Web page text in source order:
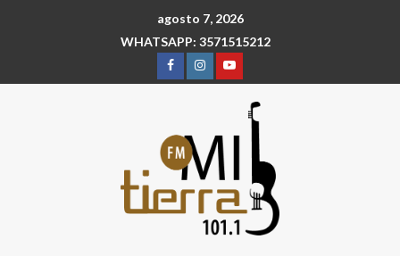
agosto 7, 2026
WHATSAPP: 3571515212